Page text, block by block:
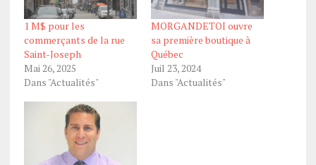
1 M$ pour les
commerçants de la rue
Saint-Joseph
Mai 26, 2025
Dans "Actualités"
MORGANDETOI ouvre
sa première boutique à
Québec
Juil 23, 2024
Dans "Actualités"